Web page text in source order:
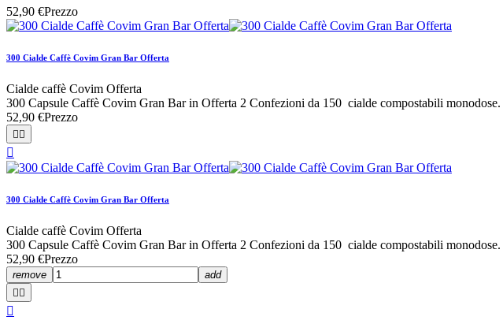
52,90 €Prezzo
300 Cialde Caffè Covim Gran Bar Offerta
Cialde caffè Covim Offerta
300 Capsule Caffè Covim Gran Bar in Offerta 2 Confezioni da 150 cialde compostabili monodose.
52,90 €Prezzo
 

300 Cialde Caffè Covim Gran Bar Offerta
Cialde caffè Covim Offerta
300 Capsule Caffè Covim Gran Bar in Offerta 2 Confezioni da 150 cialde compostabili monodose.
52,90 €Prezzo
remove
add
 
